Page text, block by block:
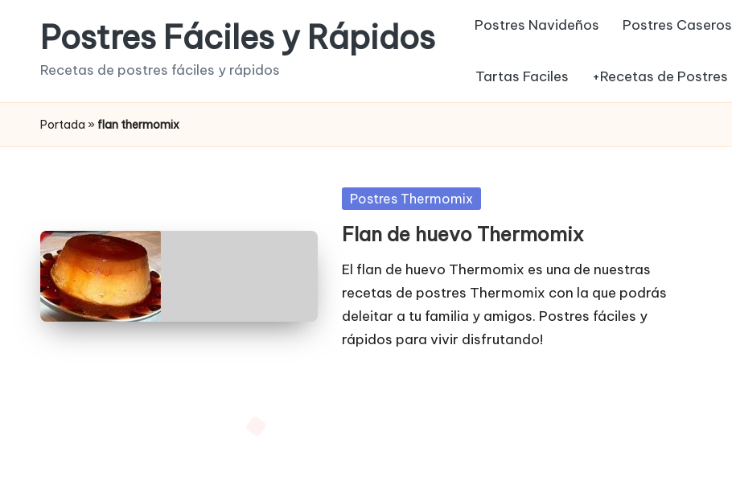
Postres Fáciles y Rápidos
Recetas de postres fáciles y rápidos
Postres Navideños Postres Caseros
Tartas Faciles +Recetas de Postres
Portada » flan thermomix
Publicada
Postres Thermomix
Flan de huevo Thermomix
El flan de huevo Thermomix es una de nuestras
recetas de postres Thermomix con la que podrás
deleitar a tu familia y amigos. Postres fáciles y
rápidos para vivir disfrutando!